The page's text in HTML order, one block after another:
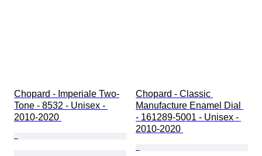
Chopard - Imperiale Two-
Tone - 8532 - Unisex -
2010-2020
Chopard - Classic
Manufacture Enamel Dial
- 161289-5001 - Unisex -
2010-2020